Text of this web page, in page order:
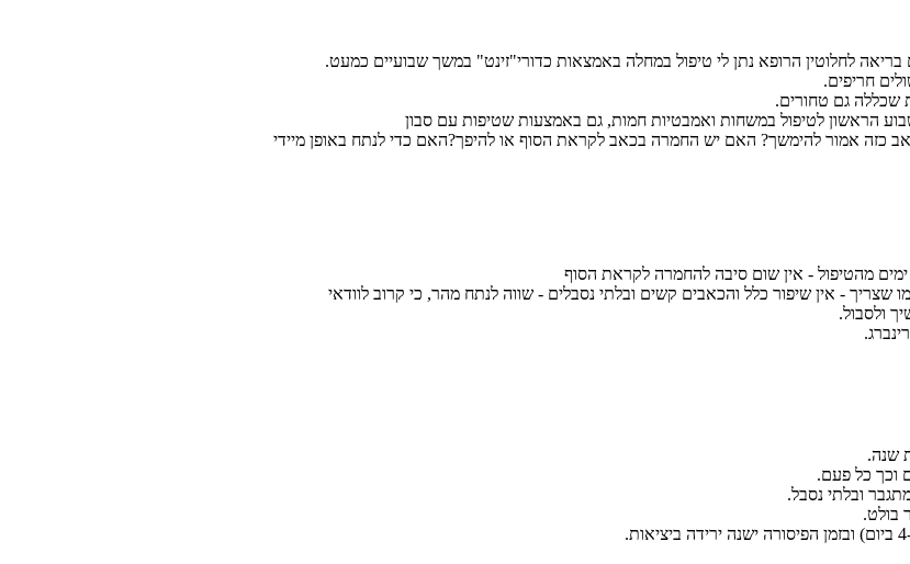
בריאה לחלוטין הרופא נתן לי טיפול במחלה באמצאות כדורי"זינט" במשך שבועיים כמעט.
חריפים.
שכללה גם טחורים.
הראשון לטיפול במשחות ואמבטיות חמות, גם באמצעות שטיפות עם סבון
כזה אמור להימשך? האם יש החמרה בכאב לקראת הסוף או להיפך?האם כדי לנתח באופן מיידי
- אין שיפור כלל והכאבים קשים ובלתי נסבלים - שווה לנתח מהר, כי קרוב לוודאי
ולסבול.
וכך כל פעם.
ובלתי נסבל.
בולט.